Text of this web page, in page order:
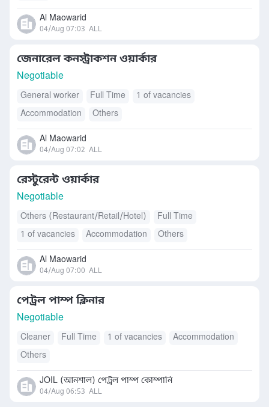
Al Maowarid
04/Aug 07:03 ALL
জেনারেল কনস্ট্রাকশন ওয়ার্কার
Negotiable
General worker Full Time
1 of vacancies
Accommodation
Others
Al Maowarid
04/Aug 07:02 ALL
রেস্টুরেন্ট ওয়ার্কার
Negotiable
Others (Restaurant/Retail/Hotel)
Full Time
1 of vacancies
Accommodation Others
Al Maowarid
04/Aug 07:00 ALL
পেট্রল পাম্প ক্লিনার
Negotiable
Cleaner Full Time 1 of vacancies
Accommodation
Others
JOIL (আনশাল) পেট্রল পাম্প কোম্পানি
04/Aug 06:53 ALL